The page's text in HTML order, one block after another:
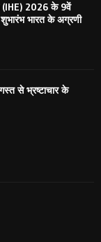
(IHE) 2026 के 9वें
भारत के अग्रणी
से भ्रष्टाचार के